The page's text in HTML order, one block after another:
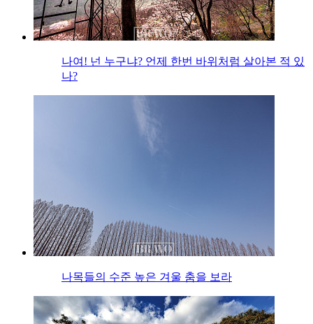
나여! 넌 누구냐? 언제 한번 바위처럼 살아본 적 있
나?
나목들의 수준 높은 겨울 춤을 보라